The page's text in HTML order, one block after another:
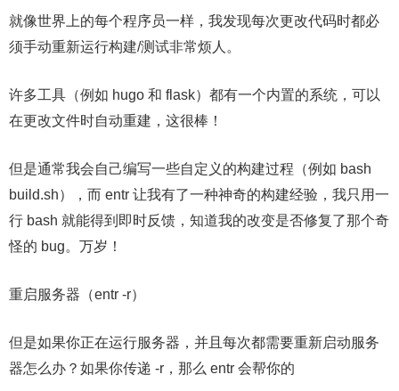
就像世界上的每个程序员一样，我发现每次更改代码时都必
须手动重新运行构建/测试非常烦人。
许多工具（例如 hugo 和 flask）都有一个内置的系统，可以
在更改文件时自动重建，这很棒！
但是通常我会自己编写一些自定义的构建过程（例如 bash
build.sh），而 entr 让我有了一种神奇的构建经验，我只用一
行 bash 就能得到即时反馈，知道我的改变是否修复了那个奇
怪的 bug。万岁！
重启服务器（entr -r）
但是如果你正在运行服务器，并且每次都需要重新启动服务
器怎么办？如果你传递 -r，那么 entr 会帮你的